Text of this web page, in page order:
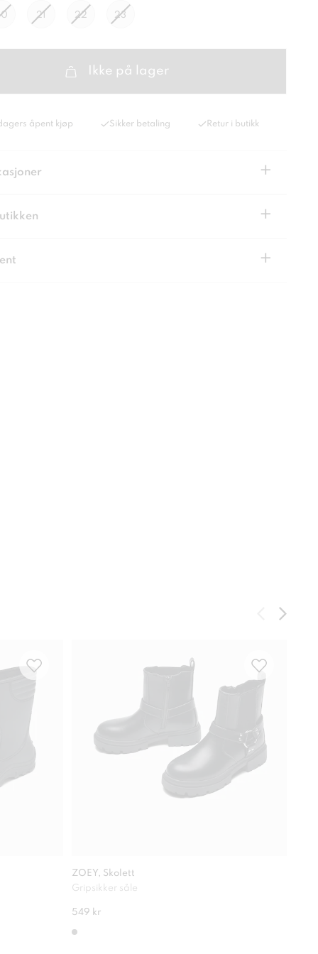
21 22 23
Ikke på lager
åpent kjøp Sikker betaling Retur i butikk
+
+
+
ZOEY, Skolett
Gripsikker såle
549 kr